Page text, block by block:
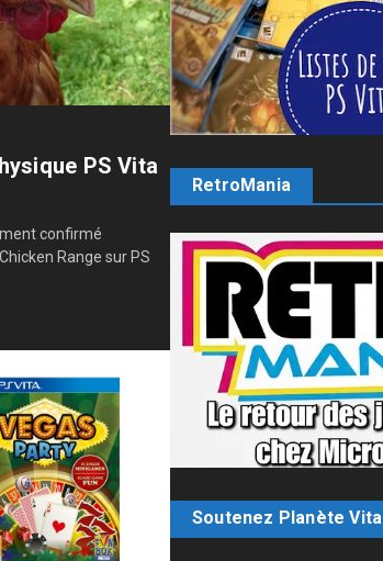
PS Vita
confirmé
Range sur PS
RetroMania
Soutenez Planète Vita